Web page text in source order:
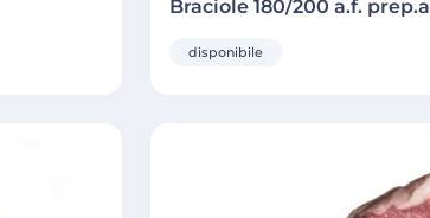
Braciole 180/200 a.f.
disponibile